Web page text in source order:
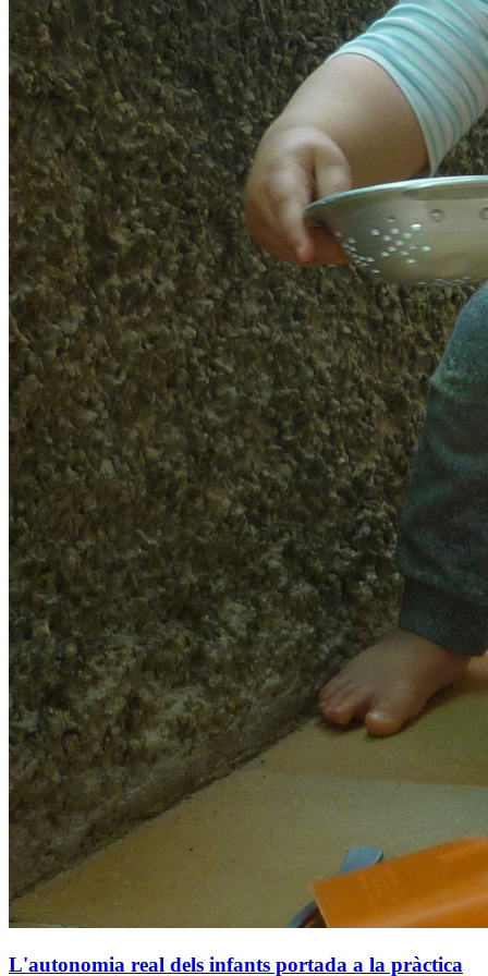
L'autonomia real dels infants portada a la pràctica